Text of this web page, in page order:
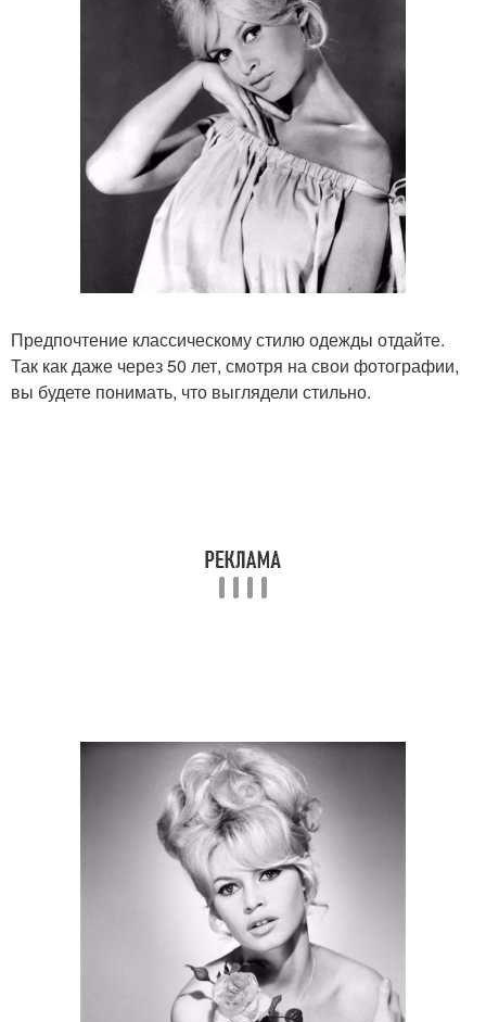
Предпочтение классическому стилю одежды отдайте.
Так как даже через 50 лет, смотря на свои фотографии,
вы будете понимать, что выглядели стильно.